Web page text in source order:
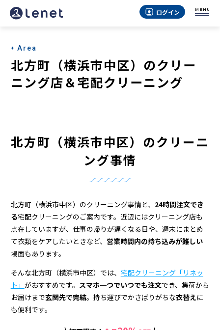
北
町
（横
浜
区）
の
ー
ニ
ン
グ
店
＆
宅
ログイン MENU
Area
北方町（横浜市中区）のクリー
ニング店＆宅配クリーニング
北方町（横浜市中区）のクリーニ
ング事情
北方町（横浜市中区）のクリーニング事情と、 24時間注文でき
る宅配クリーニングのご案内です。近辺にはクリーニング店も
点在していますが、仕事の帰りが遅くなる日や、週末にまとめ
て衣類をケアしたいときなど、 営業時間内の持ち込みが難しい
場面もあります。
そんな北方町（横浜市中区）では、 宅配クリーニング「リネッ
ト」 がおすすめです。 スマホ一つでいつでも注文でき、集荷から
お届けまで玄関先で完結。持ち運びでかさばりがちな衣替えに
も便利です。